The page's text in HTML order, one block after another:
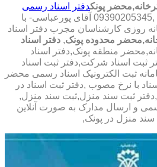
پونکدفتر اسناد رسمی
,09390205345 آقای پورعباسی- با
روزی کارشناسان مجرب دفتر اسناد
محدوده پونک, دفتر اسناد
منطقه پونک,دفتر اسناد
ثبت اسناد شرکت,دفتر ثبت اسناد
ثبت الکترونیک اسناد رسمی محضر
با نرخ مصوب ,دفتر ثبت اسناد در
ثبت سند منزل,ثبت سند منزل,
و ارسال مدارک به صورت آنلاین
منزل در پونک,